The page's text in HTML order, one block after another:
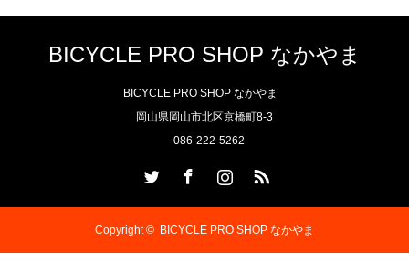
BICYCLE PRO SHOP なかやま
BICYCLE PRO SHOP なかやま
岡山県岡山市北区京橋町8-3
086-222-5262
Copyright © BICYCLE PRO SHOP なかやま